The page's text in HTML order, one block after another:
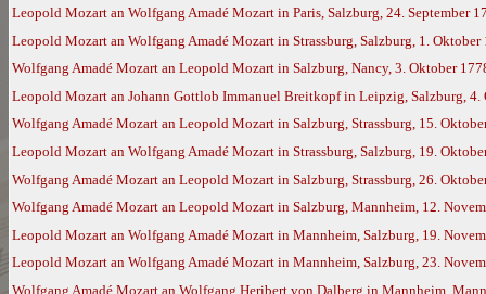
Leopold Mozart an Wolfgang Amadé Mozart in Paris, Salzburg, 24. September
Leopold Mozart an Wolfgang Amadé Mozart in Strassburg, Salzburg, 1.
Wolfgang Amadé Mozart an Leopold Mozart in Salzburg, Nancy, 3. Oktober
Leopold Mozart an Johann Gottlob Immanuel Breitkopf in Leipzig, Salzburg, 4.
Wolfgang Amadé Mozart an Leopold Mozart in Salzburg, Strassburg, 15.
Leopold Mozart an Wolfgang Amadé Mozart in Strassburg, Salzburg, 19.
Wolfgang Amadé Mozart an Leopold Mozart in Salzburg, Strassburg, 26.
Wolfgang Amadé Mozart an Leopold Mozart in Salzburg, Mannheim, 12.
Leopold Mozart an Wolfgang Amadé Mozart in Mannheim, Salzburg, 19.
Leopold Mozart an Wolfgang Amadé Mozart in Mannheim, Salzburg, 23.
Wolfgang Amadé Mozart an Wolfgang Heribert von Dalberg in Mannheim,